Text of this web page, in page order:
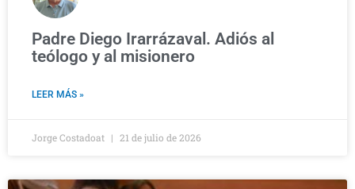
Padre Diego Irarrázaval. Adiós al
teólogo y al misionero
LEER MÁS »
Jorge Costadoat 21 de julio de 2026